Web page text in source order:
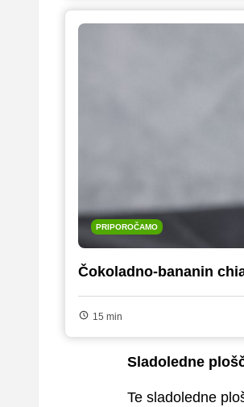
PRIPOROČAMO
Čokoladno-bananin
15 min
Sladoledne
Te sladoledne